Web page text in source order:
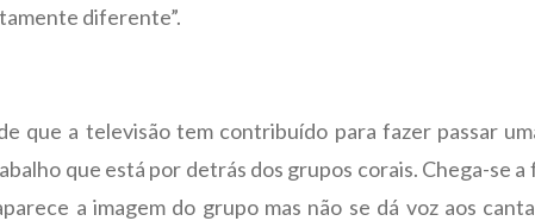
diferente”.
que a televisão tem contribuído para fazer passar
que está por detrás dos grupos corais. Chega-se a
a imagem do grupo mas não se dá voz aos